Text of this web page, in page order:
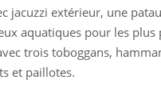
jacuzzi extérieur, une
aquatiques pour les
trois toboggans,
et paillotes.